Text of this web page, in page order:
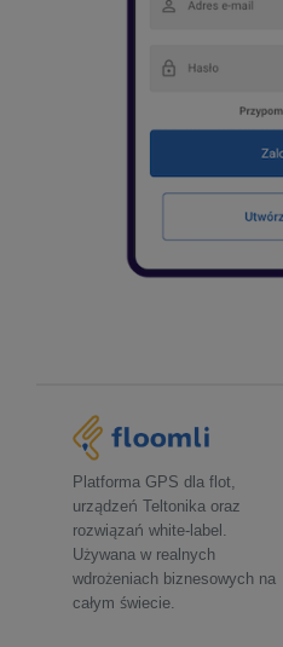
Platforma GPS dla flot,
urządzeń Teltonika oraz
rozwiązań white-label.
Używana w realnych
wdrożeniach biznesowych na
całym świecie.